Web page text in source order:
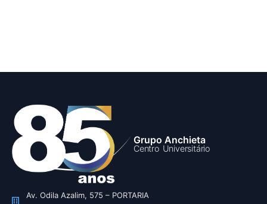
Grupo Anchieta
Centro Universitário
Av. Odila Azalim, 575 – PORTARIA